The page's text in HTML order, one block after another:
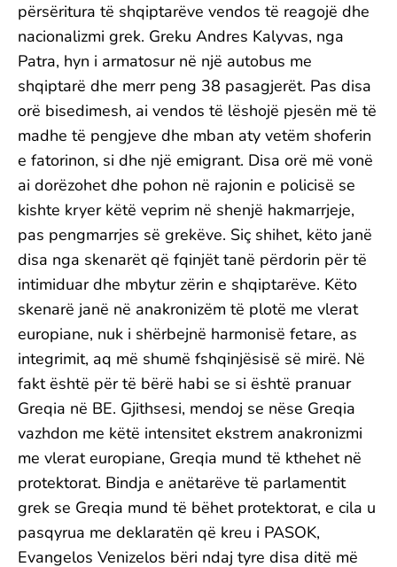
përsëritura të shqiptarëve vendos të reagojë dhe
nacionalizmi grek. Greku Andres Kalyvas, nga
Patra, hyn i armatosur në një autobus me
shqiptarë dhe merr peng 38 pasagjerët. Pas disa
orë bisedimesh, ai vendos të lëshojë pjesën më të
madhe të pengjeve dhe mban aty vetëm shoferin
e fatorinon, si dhe një emigrant. Disa orë më vonë
ai dorëzohet dhe pohon në rajonin e policisë se
kishte kryer këtë veprim në shenjë hakmarrjeje,
pas pengmarrjes së grekëve. Siç shihet, këto janë
disa nga skenarët që fqinjët tanë përdorin për të
intimiduar dhe mbytur zërin e shqiptarëve. Këto
skenarë janë në anakronizëm të plotë me vlerat
europiane, nuk i shërbejnë harmonisë fetare, as
integrimit, aq më shumë fshqinjësisë së mirë. Në
fakt është për të bërë habi se si është pranuar
Greqia në BE. Gjithsesi, mendoj se nëse Greqia
vazhdon me këtë intensitet ekstrem anakronizmi
me vlerat europiane, Greqia mund të kthehet në
protektorat. Bindja e anëtarëve të parlamentit
grek se Greqia mund të bëhet protektorat, e cila u
pasqyrua me deklaratën që kreu i PASOK,
Evangelos Venizelos bëri ndaj tyre disa ditë më